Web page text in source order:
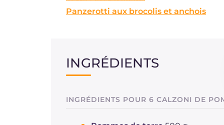
Panzerotti aux brocolis et anchois
INGRÉDIENTS
INGRÉDIENTS POUR 6 CALZONI DE